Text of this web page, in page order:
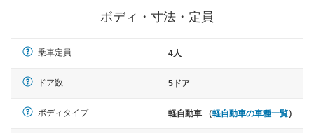
ボディ・寸法・定員
乗車定員 4人
ドア数 5ドア
ボディタイプ 軽自動車 （軽自動車の車種一覧）